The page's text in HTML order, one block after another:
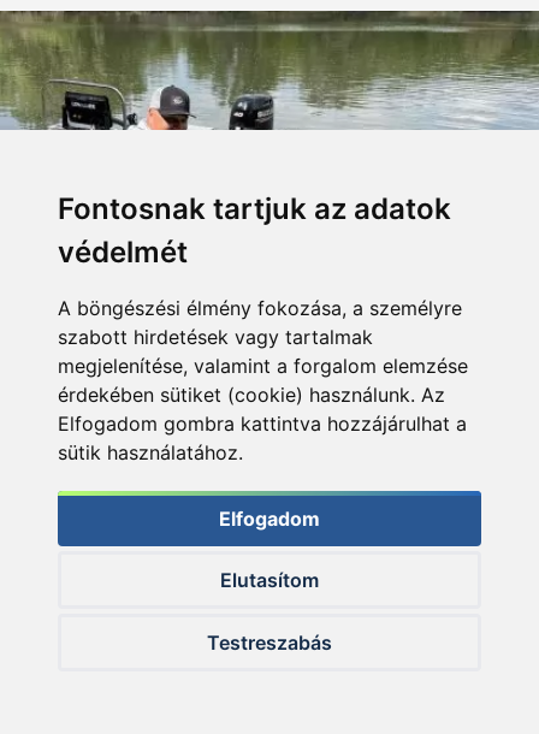
Fontosnak tartjuk az adatok
védelmét
A böngészési élmény fokozása, a személyre
szabott hirdetések vagy tartalmak
megjelenítése, valamint a forgalom elemzése
érdekében sütiket (cookie) használunk. Az
Elfogadom gombra kattintva hozzájárulhat a
sütik használatához.
Elfogadom
Elutasítom
Testreszabás
Jaaaajjjj, úgy élvezem én a strandot…
Hal vissza, én meg ott voltam egy combközépig
iszapos aláöltözetben… ment a nadrág egy zsákba.
Még jó, hogy nem volt hideg. (Annyira.)
Másfél óra után már azért kezdtem fázni, ezért az